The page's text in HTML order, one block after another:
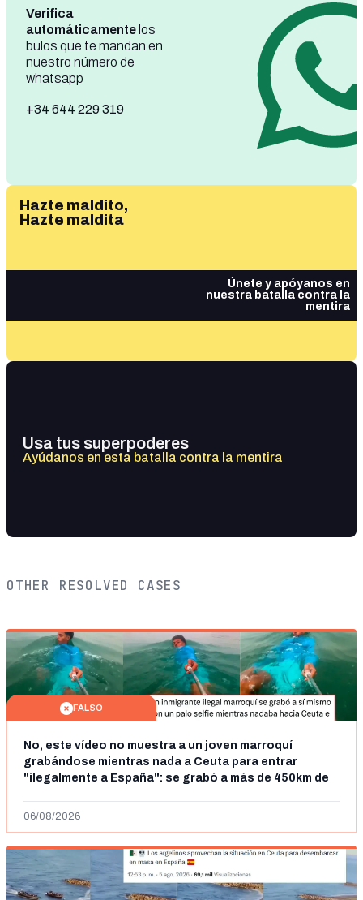
Verifica
automáticamente los
bulos que te mandan en
nuestro número de
whatsapp
+34 644 229 319
Hazte maldito,
Hazte maldita
Únete y apóyanos en
nuestra batalla contra la
mentira
Usa tus superpoderes
Ayúdanos en esta batalla contra la mentira
OTHER RESOLVED CASES
FALSO
No, este vídeo no muestra a un joven marroquí
grabándose mientras nada a Ceuta para entrar
"ilegalmente a España": se grabó a más de 450km de
06/08/2026